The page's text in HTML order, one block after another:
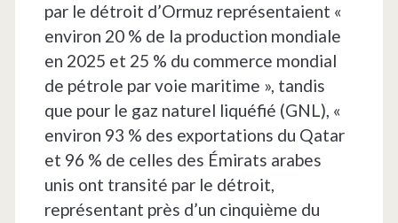
par le détroit d’Ormuz représentaient «
environ 20 % de la production mondiale
en 2025 et 25 % du commerce mondial
de pétrole par voie maritime », tandis
que pour le gaz naturel liquéfié (GNL), «
environ 93 % des exportations du Qatar
et 96 % de celles des Émirats arabes
unis ont transité par le détroit,
représentant près d’un cinquième du